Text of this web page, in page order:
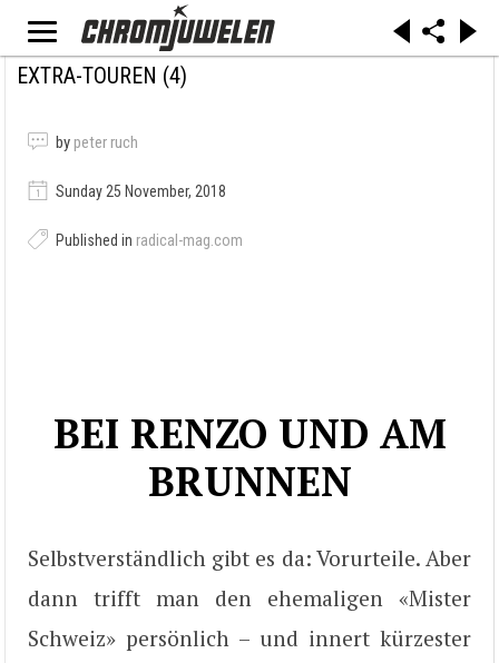
EXTRA-TOUREN (4)
by peter ruch
Sunday 25 November, 2018
Published in radical-mag.com
BEI RENZO UND AM
BRUNNEN
Selbstverständlich gibt es da: Vorurteile. Aber
dann trifft man den ehemaligen «Mister
Schweiz» persönlich – und innert kürzester